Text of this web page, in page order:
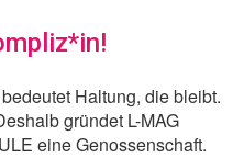
Haltung, die bleibt.
gründet L-MAG
eine Genossenschaft.